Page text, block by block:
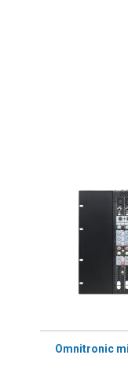
Omnitronic